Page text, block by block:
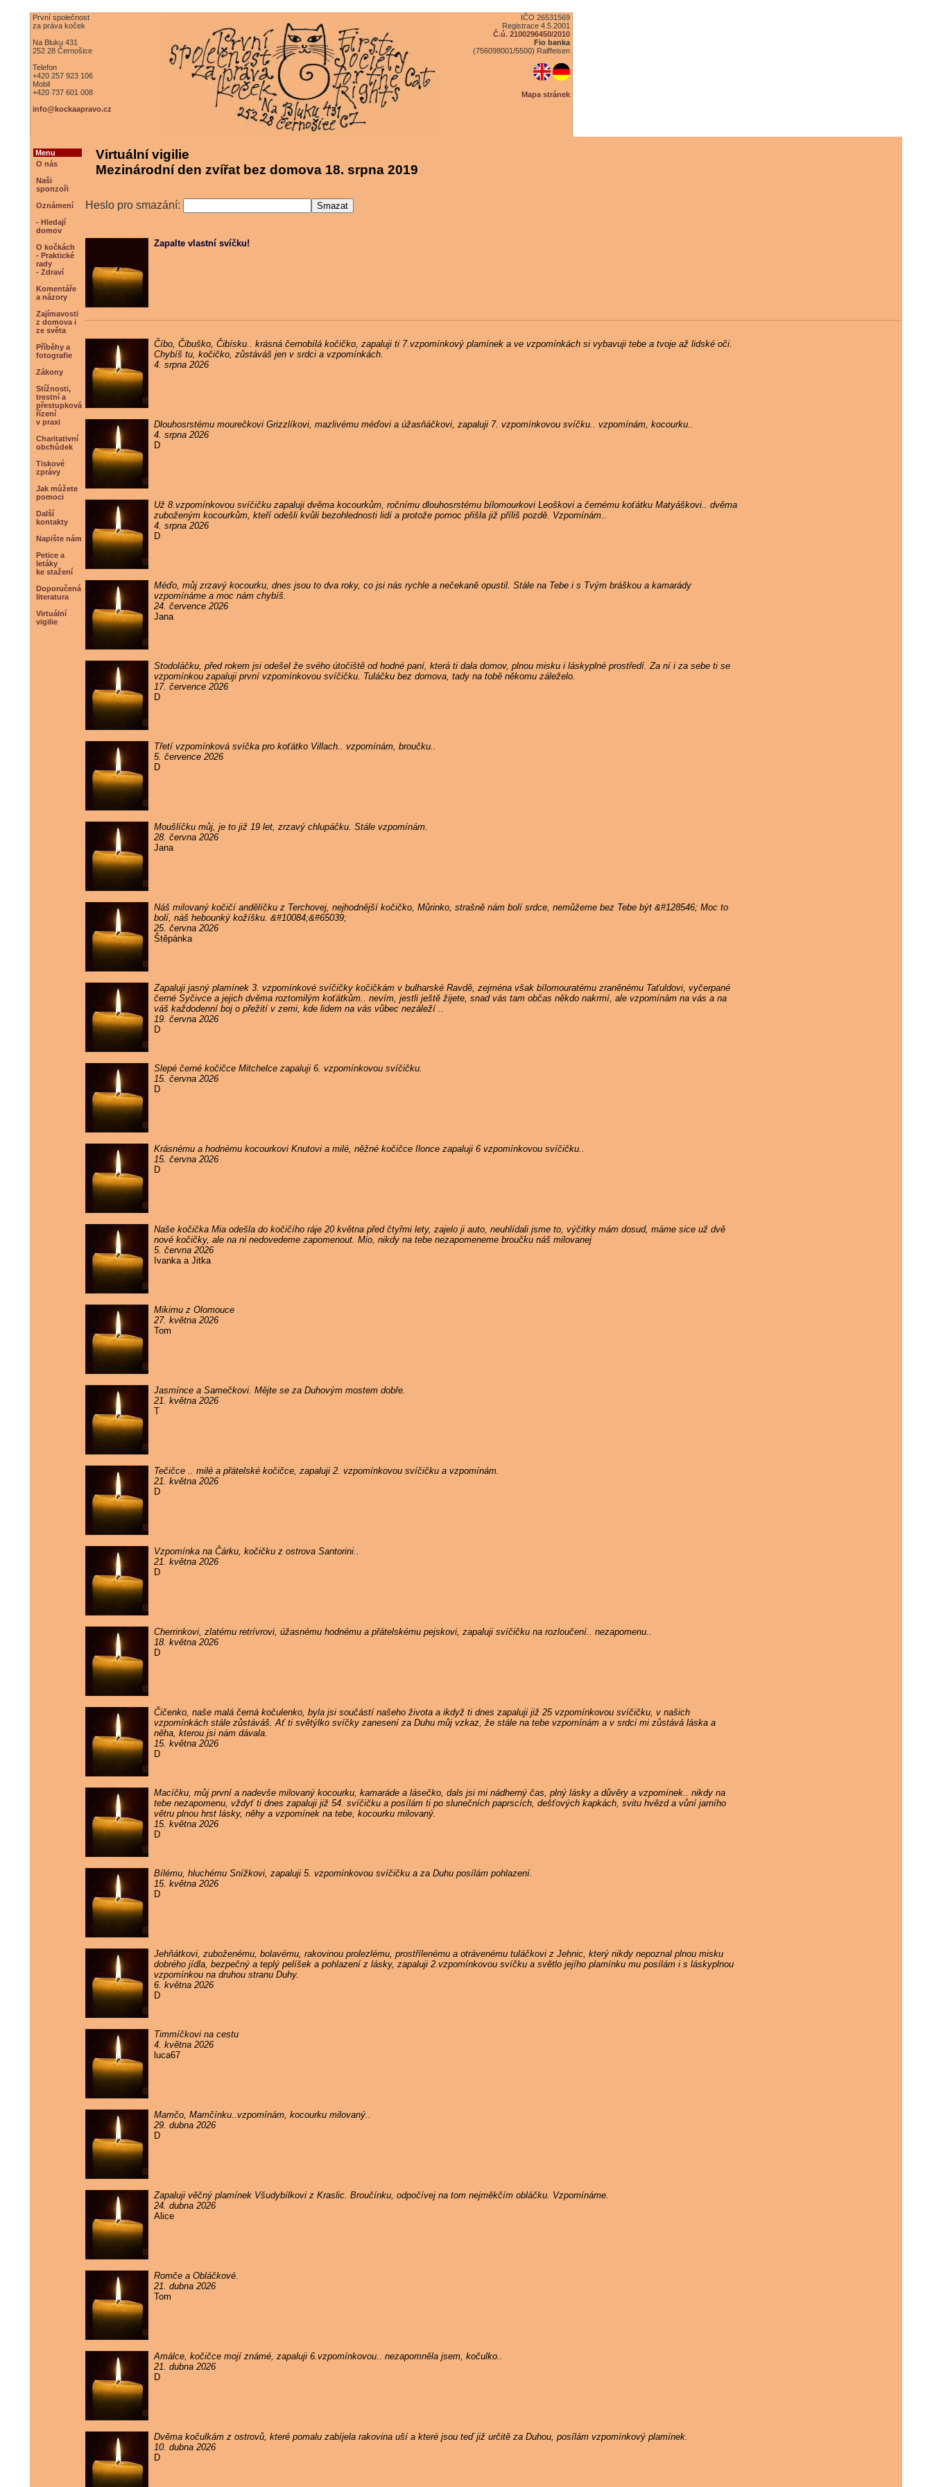
První společnost
za práva koček
Na Bluku 431
252 28 Černošice
Telefon
+420 257 923 106
Mobil
+420 737 601 008
info@kockaapravo.cz
IČO 26531569
Registrace 4.5.2001
Č.ú. 2100296450/2010
Fio banka
(756098001/5500) Raiffeisen
Mapa stránek
Menu
O nás
Naši
sponzoři
Oznámení
- Hledají
domov
O kočkách
- Praktické
rady
- Zdraví
Komentáře
a názory
Zajímavosti
z domova i
ze světa
Příběhy a
fotografie
Zákony
Stížnosti,
trestní a
přestupková
řízení
v praxi
Charitativní
obchůdek
Tiskové
zprávy
Jak můžete
pomoci
Další
kontakty
Napište nám
Petice a
letáky
ke stažení
Doporučená
literatura
Virtuální
vigilie
Virtuální vigilie
Mezinárodní den zvířat bez domova 18. srpna 2019
Heslo pro smazání:
Zapalte vlastní svíčku!
Číbo, Čibuško, Čibísku.. krásná černobílá kočičko, zapaluji ti 7.vzpomínkový plamínek a ve vzpomínkách si vybavuji tebe a tvoje až lidské oči.
Chybíš tu, kočičko, zůstáváš jen v srdci a vzpomínkách.
4. srpna 2026
Dlouhosrstému mourečkovi Grizzlíkovi, mazlivému méďovi a úžasňáčkovi, zapaluji 7. vzpomínkovou svíčku.. vzpomínám, kocourku..
4. srpna 2026
D
Už 8.vzpomínkovou svíčičku zapaluji dvěma kocourkům, ročnímu dlouhosrstému bílomourkovi Leoškovi a černému koťátku Matyáškovi.. dvěma
zuboženým kocourkům, kteří odešli kvůli bezohlednosti lidí a protože pomoc přišla již příliš pozdě. Vzpomínám..
4. srpna 2026
D
Méďo, můj zrzavý kocourku, dnes jsou to dva roky, co jsi nás rychle a nečekaně opustil. Stále na Tebe i s Tvým bráškou a kamarády
vzpomínáme a moc nám chybíš.
24. července 2026
Jana
Stodoláčku, před rokem jsi odešel že svého útočiště od hodné paní, která ti dala domov, plnou misku i láskyplné prostředí. Za ní i za sebe ti se
vzpomínkou zapaluji první vzpomínkovou svíčičku. Tuláčku bez domova, tady na tobě někomu záleželo.
17. července 2026
D
Třetí vzpomínková svíčka pro koťátko Villach.. vzpomínám, broučku..
5. července 2026
D
Moušlíčku můj, je to již 19 let, zrzavý chlupáčku. Stále vzpomínám.
28. června 2026
Jana
Náš milovaný kočičí andělíčku z Terchovej, nejhodnější kočičko, Můrinko, strašně nám bolí srdce, nemůžeme bez Tebe být &#128546; Moc to
bolí, náš hebounký kožíšku. &#10084;&#65039;
25. června 2026
Štěpánka
Zapaluji jasný plamínek 3. vzpomínkové svíčičky kočičkám v bulharské Ravdě, zejména však bílomouratému zraněnému Taťuldovi, vyčerpané
černé Syčivce a jejich dvěma roztomilým koťátkům.. nevím, jestli ještě žijete, snad vás tam občas někdo nakrmí, ale vzpomínám na vás a na
váš každodenní boj o přežití v zemi, kde lidem na vás vůbec nezáleží ..
19. června 2026
D
Slepé černé kočičce Mitchelce zapaluji 6. vzpomínkovou svíčičku.
15. června 2026
D
Krásnému a hodnému kocourkovi Knutovi a milé, něžné kočičce Ilonce zapaluji 6 vzpomínkovou svíčičku..
15. června 2026
D
Naše kočička Mia odešla do kočičího ráje 20 května před čtyřmi lety, zajelo ji auto, neuhlídali jsme to, výčitky mám dosud, máme sice už dvě
nové kočičky, ale na ni nedovedeme zapomenout. Mio, nikdy na tebe nezapomeneme broučku náš milovanej
5. června 2026
Ivanka a Jitka
Mikimu z Olomouce
27. května 2026
Tom
Jasmínce a Samečkovi. Mějte se za Duhovým mostem dobře.
21. května 2026
T
Tečičce .. milé a přátelské kočičce, zapaluji 2. vzpomínkovou svíčičku a vzpomínám.
21. května 2026
D
Vzpomínka na Čárku, kočičku z ostrova Santorini..
21. května 2026
D
Cherrinkovi, zlatému retrívrovi, úžasnému hodnému a přátelskému pejskovi, zapaluji svíčičku na rozloučení.. nezapomenu..
18. května 2026
D
Čičenko, naše malá černá kočulenko, byla jsi součástí našeho života a ikdyž ti dnes zapaluji již 25 vzpomínkovou svíčičku, v našich
vzpomínkách stále zůstáváš. Ať ti světýlko svíčky zanesení za Duhu můj vzkaz, že stále na tebe vzpomínám a v srdci mi zůstává láska a
něha, kterou jsi nám dávala.
15. května 2026
D
Macíčku, můj první a nadevše milovaný kocourku, kamaráde a lásečko, dals jsi mi nádherný čas, plný lásky a důvěry a vzpomínek.. nikdy na
tebe nezapomenu, vždyť ti dnes zapaluji již 54. svíčičku a posílám ti po slunečních paprscích, dešťových kapkách, svitu hvězd a vůní jarního
větru plnou hrst lásky, něhy a vzpomínek na tebe, kocourku milovaný.
15. května 2026
D
Bílému, hluchému Snížkovi, zapaluji 5. vzpomínkovou svíčičku a za Duhu posílám pohlazení.
15. května 2026
D
Jehňátkovi, zuboženému, bolavému, rakovinou prolezlému, prostřílenému a otrávenému tuláčkovi z Jehnic, který nikdy nepoznal plnou misku
dobrého jídla, bezpečný a teplý pelíšek a pohlazení z lásky, zapaluji 2.vzpomínkovou svíčku a světlo jejího plamínku mu posílám i s láskyplnou
vzpomínkou na druhou stranu Duhy.
6. května 2026
D
Timmíčkovi na cestu
4. května 2026
luca67
Mamčo, Mamčínku..vzpomínám, kocourku milovaný..
29. dubna 2026
D
Zapaluji věčný plamínek Všudybílkovi z Kraslic. Broučínku, odpočívej na tom nejměkčím obláčku. Vzpomínáme.
24. dubna 2026
Alice
Romče a Obláčkové.
21. dubna 2026
Tom
Amálce, kočičce mojí známé, zapaluji 6.vzpomínkovou.. nezapomněla jsem, kočulko..
21. dubna 2026
D
Dvěma kočulkám z ostrovů, které pomalu zabíjela rakovina uší a které jsou teď již určitě za Duhou, posílám vzpomínkový plamínek.
10. dubna 2026
D